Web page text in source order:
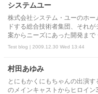
システムユー
株式会社システム・ユーのホ
ドする総合技術者集団、それ
案からニーズにあった開発まで
Test blog | 2009.12.30 Wed 13:44
村田あゆみ
とにもかくにもちゃんの出演
のメインキャストからヒロイ